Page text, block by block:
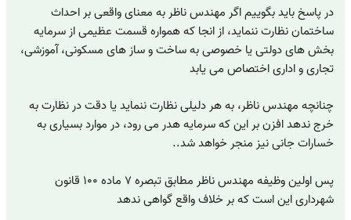
در پاسخ باید بگوییم اگر مهندس ناظر به معنای واقعی بر احداث
ساختمان نظارت ننماید، از انجا که همواره قسمت عظیمی از سرمایه
بخش های دولتی یا خصوصی به ساخت و ساز های مسکونی، آموزشی،
تجاری و اداری اختصاص می یابد
چنانچه مهندس ناظر، به هر دلیلی نظارت ننماید یا دقت در نظارت به
خرج ندهد افزن بر این که سرمایه هدر می رود، در موارد بسیاری به
خسارات جانی نیز منجر خواهد شد..
پس اولین وظیفه مهندس ناظر مطابق تبصره ۷ ماده ۱۰۰ قانون
شهرداری این است که بر خلاف واقع گواهی ندهد